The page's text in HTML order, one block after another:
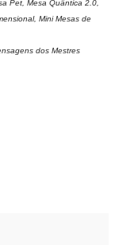
Pet, Mesa Quântica 2.0,
Mini Mesas de
dos Mestres